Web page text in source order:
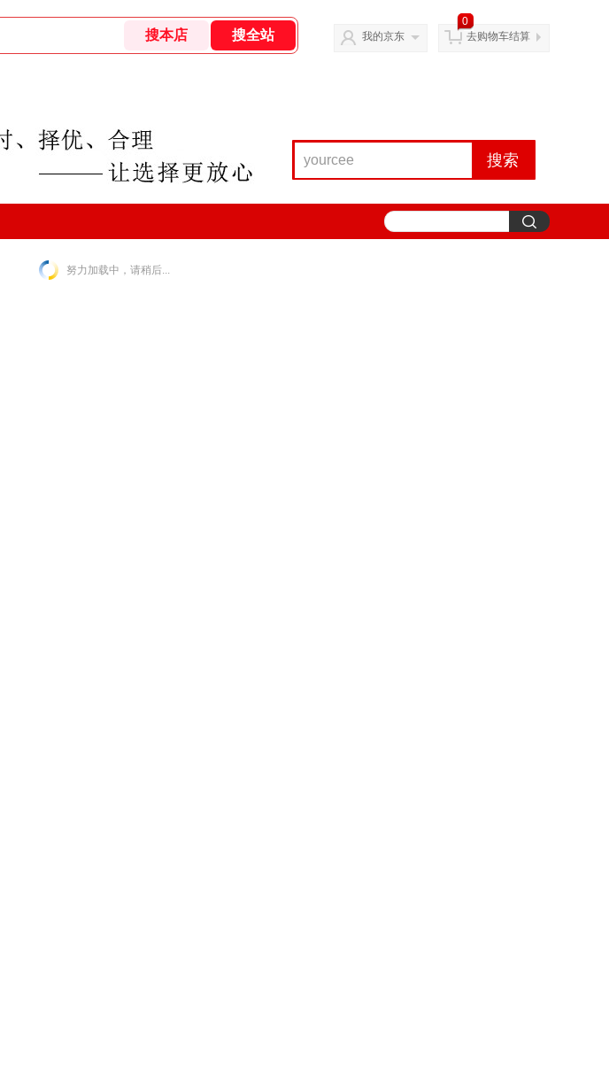
我的京东
0
去购物车结算
搜索
努力加载中，请稍后...